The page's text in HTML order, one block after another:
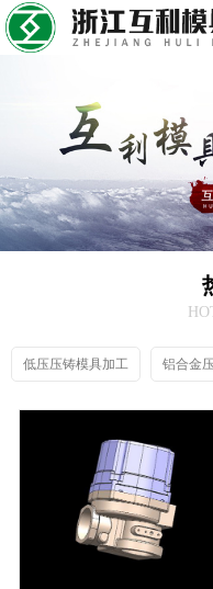
低压压铸模具加工 铝合金